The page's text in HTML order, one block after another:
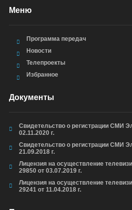
Меню
Программа передач
Новости
Телепроекты
Избранное
Документы
Свидетельство о регистрации СМИ
02.11.2020 г.
Свидетельство о регистрации СМИ
21.09.2018 г.
Лицензия на осуществление
29850 от 03.07.2019 г.
Лицензия на осуществление
29241 от 11.04.2018 г.